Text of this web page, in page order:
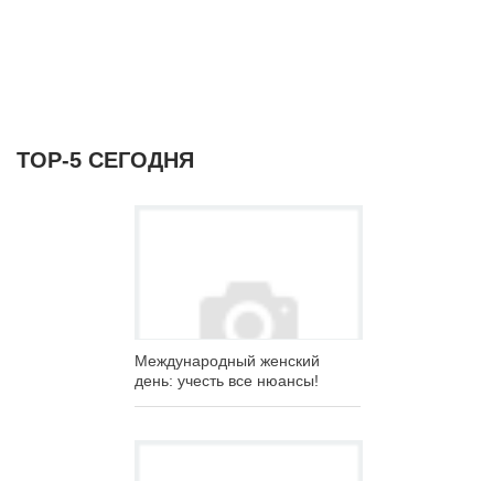
ТОР-5 СЕГОДНЯ
Международный женский
день: учесть все нюансы!